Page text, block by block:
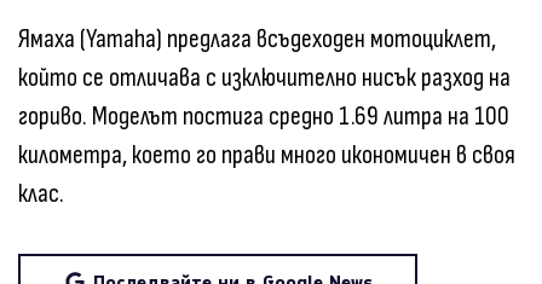
Ямаха (Yamaha) предлага всъдеходен мотоциклет,
който се отличава с изключително нисък разход на
гориво. Моделът постига средно 1.69 литра на 100
километра, което го прави много икономичен в своя
клас.